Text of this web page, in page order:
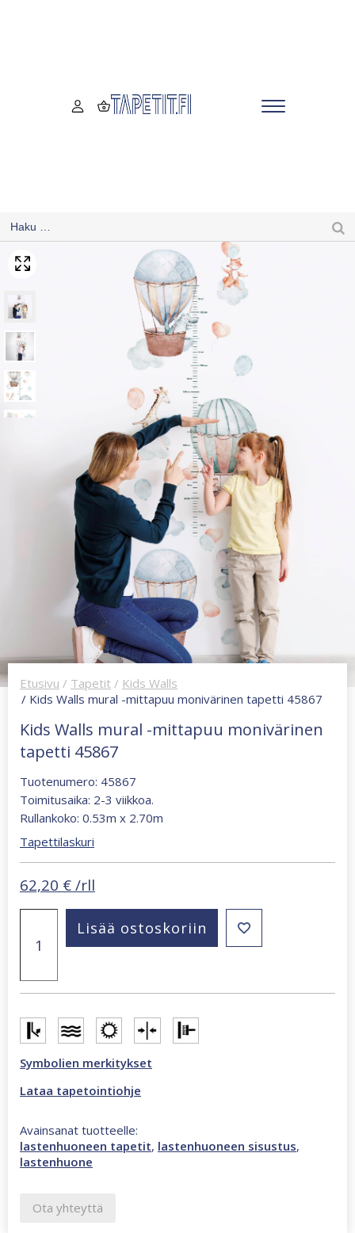
Etusivu / Tapetit / Kids Walls
/ Kids Walls mural -mittapuu monivärinen tapetti 45867
Kids Walls mural -mittapuu monivärinen
tapetti 45867
Tuotenumero: 45867
Toimitusaika: 2-3 viikkoa.
Rullankoko: 0.53m x 2.70m
Tapettilaskuri
62,20 € /rll
mural
mittapuu
monivärinen
45867
määrä
Lisää ostoskoriin
Symbolien merkitykset
Lataa tapetointiohje
Avainsanat tuotteelle:
lastenhuoneen tapetit, lastenhuoneen sisustus,
lastenhuone
Ota yhteyttä